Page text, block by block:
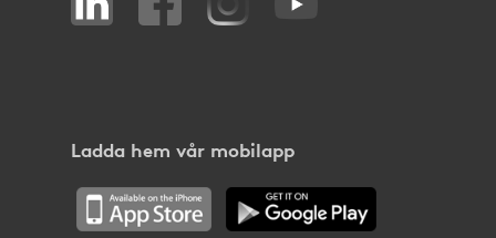
Ladda hem vår mobilapp